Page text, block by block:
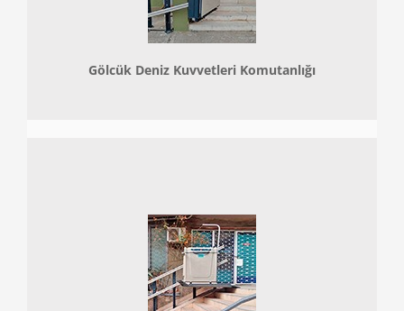
Gölcük Deniz Kuvvetleri Komutanlığı